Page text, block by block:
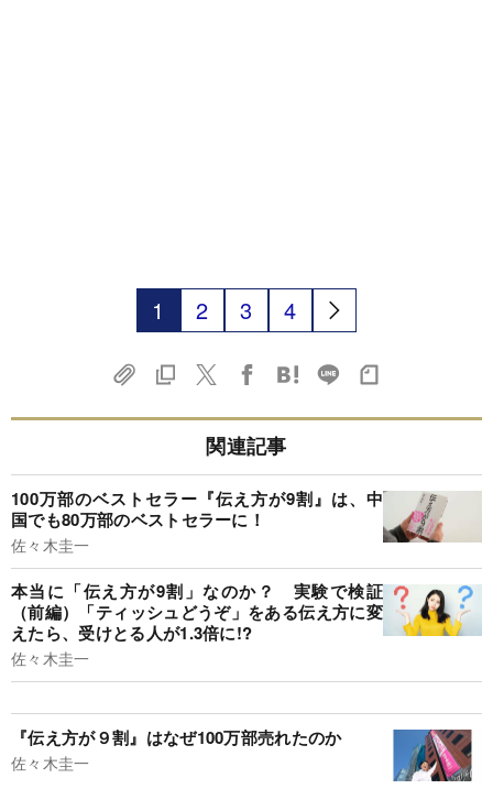
1 2 3 4
関連記事
100万部のベストセラー『伝え方が9割』は、中
国でも80万部のベストセラーに！
佐々木圭一
本当に「伝え方が9割」なのか？ 実験で検証
（前編）「ティッシュどうぞ」をある伝え方に変
えたら、受けとる人が1.3倍に!?
佐々木圭一
『伝え方が９割』はなぜ100万部売れたのか
佐々木圭一